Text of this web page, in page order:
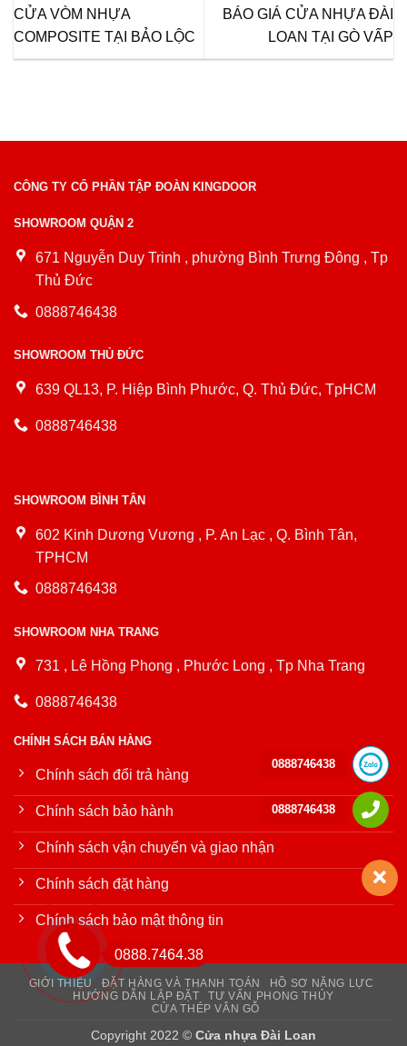
CỬA VÒM NHỰA
COMPOSITE TẠI BẢO LỘC
BÁO GIÁ CỬA NHỰA ĐÀI
LOAN TẠI GÒ VẤP
CÔNG TY CỔ PHẦN TẬP ĐOÀN KINGDOOR
SHOWROOM QUẬN 2
671 Nguyễn Duy Trinh , phường Bình Trưng Đông , Tp
Thủ Đức
0888746438
SHOWROOM THỦ ĐỨC
639 QL13, P. Hiệp Bình Phước, Q. Thủ Đức, TpHCM
0888746438
SHOWROOM BÌNH TÂN
602 Kinh Dương Vương , P. An Lạc , Q. Bình Tân,
TPHCM
0888746438
SHOWROOM NHA TRANG
731 , Lê Hồng Phong , Phước Long , Tp Nha Trang
0888746438
CHÍNH SÁCH BÁN HÀNG
Chính sách đổi trả hàng
Chính sách bảo hành
Chính sách vận chuyển và giao nhận
Chính sách đặt hàng
Chính sách bảo mật thông tin
GIỚI THIỆU ĐẶT HÀNG VÀ THANH TOÁN
HỒ SƠ NĂNG LỰC
HƯỚNG DẪN LẮP ĐẶT
TƯ VẤN PHONG THỦY
CỬA THÉP VÂN GỖ
Copyright 2022 © Cửa nhựa Đài Loan
0888.7464.38
0888746438
0888746438